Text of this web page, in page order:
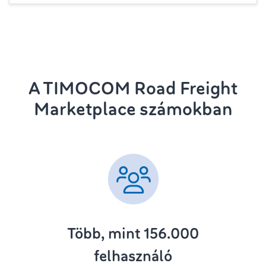
A TIMOCOM Road Freight
Marketplace számokban
Több, mint 156.000
felhasználó